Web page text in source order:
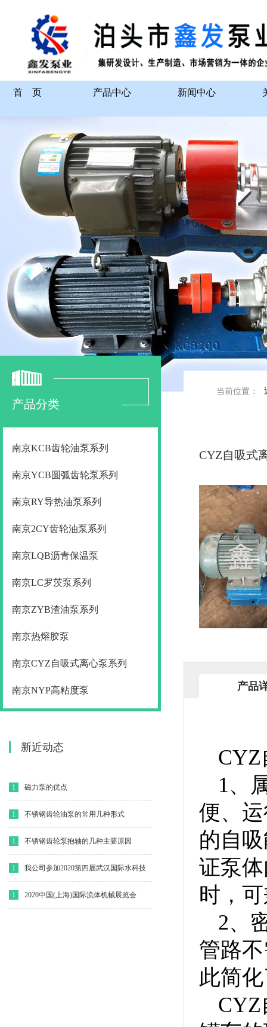
首 页 产品中心 新闻中心
产品分类
南京KCB齿轮油泵系列
南京YCB圆弧齿轮泵系列
南京RY导热油泵系列
南京2CY齿轮油泵系列
南京LQB沥青保温泵
南京LC罗茨泵系列
南京ZYB渣油泵系列
南京热熔胶泵
南京CYZ自吸式离心泵系列
南京NYP高粘度泵
新近动态
1 磁力泵的优点
1 不锈钢齿轮油泵的常用几种形式
1 不锈钢齿轮泵抱轴的几种主要原因
1 我公司参加2020第四届武汉国际水科技
博览会
1 2020中国(上海)国际流体机械展览会
当前位置：
CYZ自吸式
产品
CYZ
1、
便、
的自
证泵
时，
2、
管路
此简
CYZ